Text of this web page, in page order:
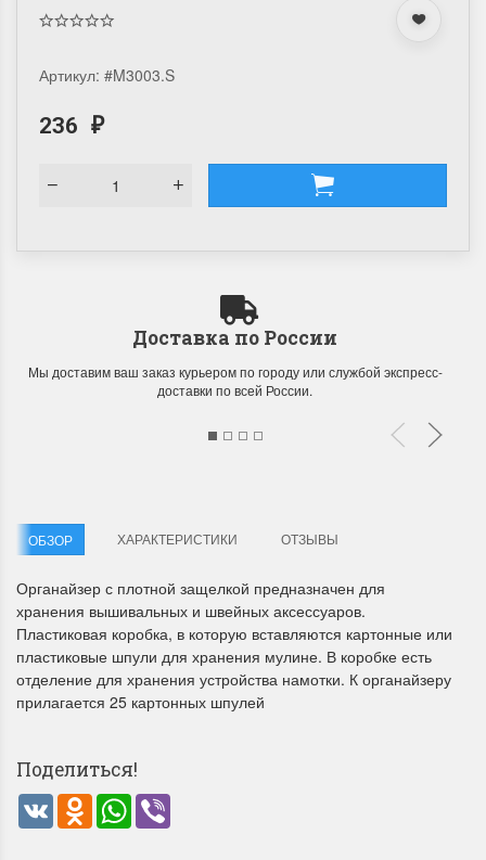
!! СКИДКА 20% ‼️ с 1 до 3 июня в
честь первого летнего дня
Чудетство...
Артикул: #M3003.S
236 ₽
Доставка по России
Мы доставим ваш заказ курьером по городу или службой экспресс-
доставки по всей России.
ОБЗОР ХАРАКТЕРИСТИКИ ОТЗЫВЫ
Органайзер с плотной защелкой предназначен для
хранения вышивальных и швейных аксессуаров.
Пластиковая коробка, в которую вставляются картонные или
пластиковые шпули для хранения мулине. В коробке есть
отделение для хранения устройства намотки. К органайзеру
прилагается 25 картонных шпулей
Поделиться!
VK Odnoklassniki
WhatsApp